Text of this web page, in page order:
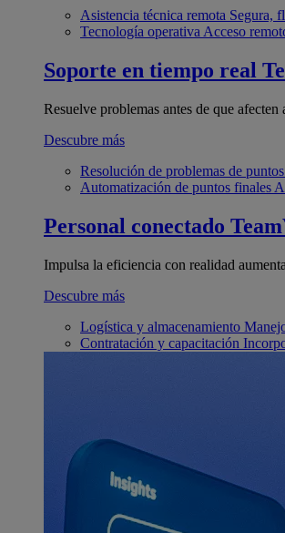
Asistencia técnica remota Segura,
Tecnología operativa Acceso
Soporte en tiempo real
Resuelve problemas antes de que afecten
Descubre más
Resolución de problemas de
Automatización de puntos finales
Personal conectado
Impulsa la eficiencia con realidad
Descubre más
Logística y almacenamiento
Contratación y capacitación